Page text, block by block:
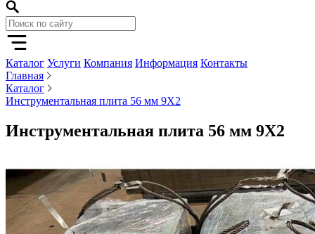
Каталог Услуги Компания Информация Контакты
Главная
Каталог
Инструментальная плита 56 мм 9Х2
Инструментальная плита 56 мм 9Х2